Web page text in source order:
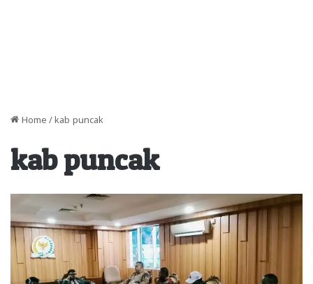
Home / kab puncak
kab puncak